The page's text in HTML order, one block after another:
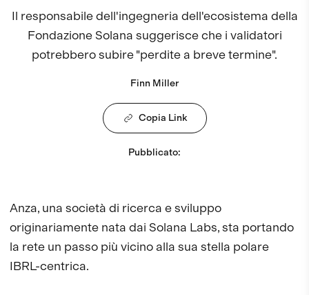
Il responsabile dell'ingegneria dell'ecosistema della
Fondazione Solana suggerisce che i validatori
potrebbero subire "perdite a breve termine".
Finn Miller
Copia Link
Pubblicato:
Anza, una società di ricerca e sviluppo
originariamente nata dai Solana Labs, sta portando
la rete un passo più vicino alla sua stella polare
IBRL-centrica.